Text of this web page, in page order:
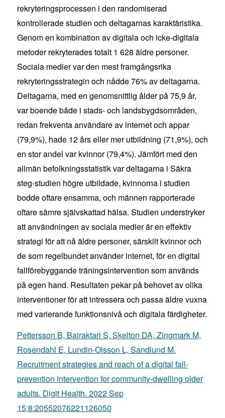
rekryteringsprocessen i den randomiserad
kontrollerade studien och deltagarnas karaktäristika.
Genom en kombination av digitala och icke-digitala
metoder rekryterades totalt 1 628 äldre personer.
Sociala medier var den mest framgångsrika
rekryteringsstrategin och nådde 76% av deltagarna.
Deltagarna, med en genomsnittlig ålder på 75,9 år,
var boende både i stads- och landsbygdsområden,
redan frekventa användare av internet och appar
(79,9%), hade 12 års eller mer utbildning (71,9%), och
en stor andel var kvinnor (79,4%). Jämfört med den
allmän befolkningsstatistik var deltagarna i Säkra
steg-studien högre utbildade, kvinnorna i studien
bodde oftare ensamma, och männen rapporterade
oftare sämre självskattad hälsa. Studien understryker
att användningen av sociala medier är en effektiv
strategi för att nå äldre personer, särskilt kvinnor och
de som regelbundet använder internet, för en digital
fallförebyggande träningsintervention som används
på egen hand. Resultaten pekar på behovet av olika
interventioner för att intressera och passa äldre vuxna
med varierande funktionsnivå och digitala färdigheter.
Pettersson B, Bajraktari S, Skelton DA, Zingmark M,
Rosendahl E, Lundin-Olsson L, Sandlund M.
Recruitment strategies and reach of a digital fall-
prevention intervention for community-dwelling older
adults. Digit Health. 2022 Sep
15;8:20552076221126050